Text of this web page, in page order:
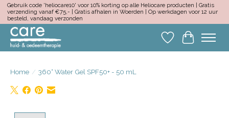
Gebruik code 'heliocare10' voor 10% korting op alle Heliocare producten | Gratis
verzending vanaf €75,- | Gratis afhalen in Woerden | Op werkdagen voor 12 uur
besteld, vandaag verzonden
Verlanglijst
Home / 360° Water Gel SPF50+ - 50 mL